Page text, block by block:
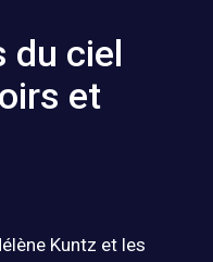
du ciel
et
Kuntz et les